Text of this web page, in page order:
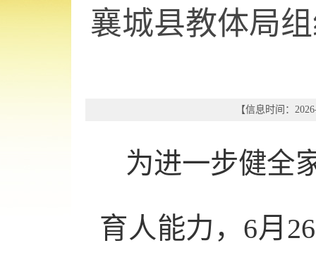
襄城县教体局
【信息时间：
为进一步健全
育人能力，6月